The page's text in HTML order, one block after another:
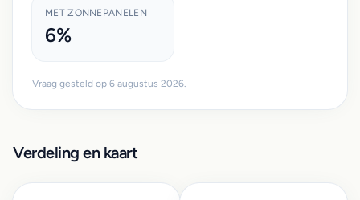
MET ZONNEPANELEN
6%
Vraag gesteld op 6 augustus 2026.
Verdeling en kaart